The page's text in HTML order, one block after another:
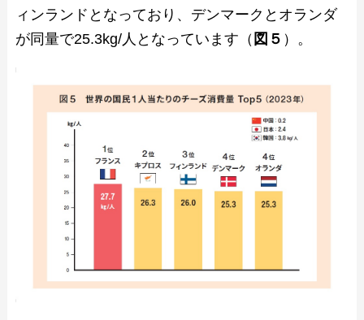
ィンランドとなっており、デンマークとオランダ
が同量で25.3kg/人となっています（ 図５ ）。